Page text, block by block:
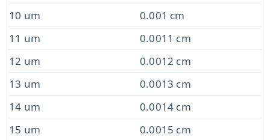
10 um
0.001 cm
11 um
0.0011 cm
12 um
0.0012 cm
13 um
0.0013 cm
14 um
0.0014 cm
15 um
0.0015 cm